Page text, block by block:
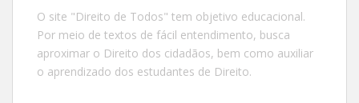
O site "Direito de Todos" tem objetivo educacional.
Por meio de textos de fácil entendimento, busca
aproximar o Direito dos cidadãos, bem como auxiliar
o aprendizado dos estudantes de Direito.